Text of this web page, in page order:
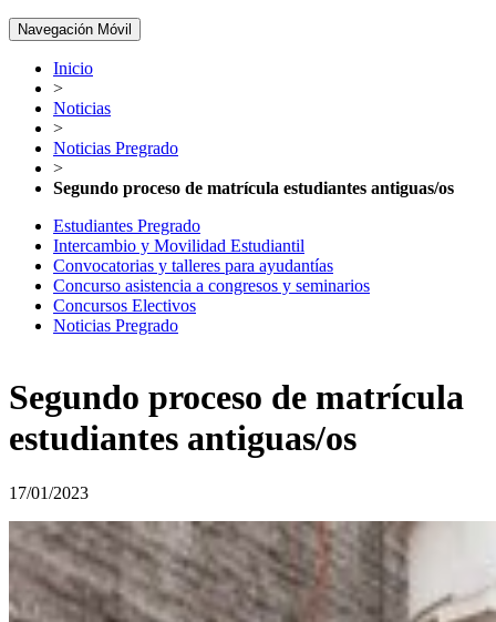
Navegación Móvil
Inicio
>
Noticias
>
Noticias Pregrado
>
Segundo proceso de matrícula estudiantes antiguas/os
Estudiantes Pregrado
Intercambio y Movilidad Estudiantil
Convocatorias y talleres para ayudantías
Concurso asistencia a congresos y seminarios
Concursos Electivos
Noticias Pregrado
Segundo proceso de matrícula
estudiantes antiguas/os
17/01/2023